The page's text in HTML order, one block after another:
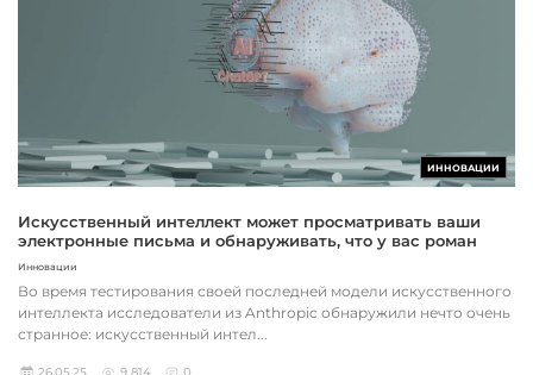
ИННОВАЦИИ
Искусственный интеллект может просматривать ваши
электронные письма и обнаруживать, что у вас роман
Инновации
Во время тестирования своей последней модели искусственного
интеллекта исследователи из Anthropic обнаружили нечто очень
странное: искусственный интел...